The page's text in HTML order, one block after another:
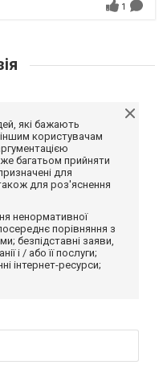
1
які бажають
користувачам
багатьом прийняти
для
для роз'яснення
ненормативної
порівняння з
безпідставні заяви,
і / або її послуги;
інтернет-ресурси;